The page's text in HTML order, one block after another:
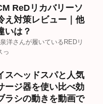
ReDリカバリーソ
え対策レビュー｜他
いは？
洋さんが履いているREDリ
っ
スヘッドスパと人気
ージ器を使い比べ効
ラシの動きを動画で